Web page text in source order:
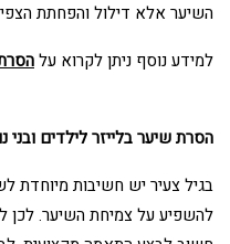
השיער אלא דילול והפחתת
למידע נוסף ניתן לקרוא על
הסרת שיער בלייזר לילדים ובני
בגיל צעיר יש חשיבות מיוחדת
להשפיע על צמיחת השיער. לכן